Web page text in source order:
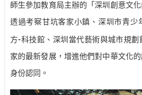
師生參加教育局主辦的「深圳創意文
透過考察甘坑客家小鎮、深圳市青少
方-科技館、深圳當代藝術與城市規劃
家的最新發展，增進他們對中華文化
身份認同。